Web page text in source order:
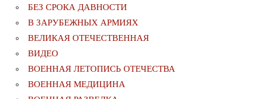
БЕЗ СРОКА ДАВНОСТИ
В ЗАРУБЕЖНЫХ АРМИЯХ
ВЕЛИКАЯ ОТЕЧЕСТВЕННАЯ
ВИДЕО
ВОЕННАЯ ЛЕТОПИСЬ ОТЕЧЕСТВА
ВОЕННАЯ МЕДИЦИНА